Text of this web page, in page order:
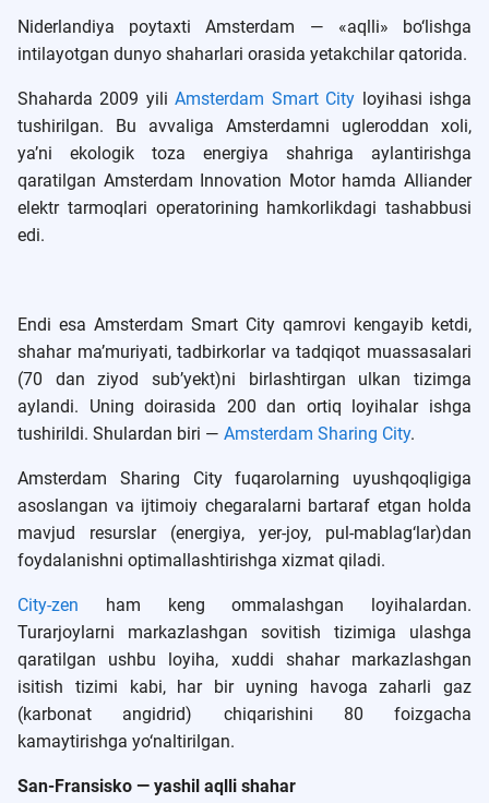
Niderlandiya poytaxti Amsterdam — «aqlli» bo‘lishga
intilayotgan dunyo shaharlari orasida yetakchilar qatorida.
Shaharda 2009 yiliAmsterdam Smart City loyihasi ishga
tushirilgan. Bu avvaliga Amsterdamni ugleroddan xoli,
ya’ni ekologik toza energiya shahriga aylantirishga
qaratilgan Amsterdam Innovation Motor hamda Alliander
elektr tarmoqlari operatorining hamkorlikdagi tashabbusi
edi.
Endi esa Amsterdam Smart City qamrovi kengayib ketdi,
shahar ma’muriyati, tadbirkorlar va tadqiqot muassasalari
(70 dan ziyod sub’yekt)ni birlashtirgan ulkan tizimga
aylandi. Uning doirasida 200 dan ortiq loyihalar ishga
tushirildi. Shulardan biri — Amsterdam Sharing City.
Amsterdam Sharing City fuqarolarning uyushqoqligiga
asoslangan va ijtimoiy chegaralarni bartaraf etgan holda
mavjud resurslar (energiya, yer-joy, pul-mablag‘lar)dan
foydalanishni optimallashtirishga xizmat qiladi.
City-zen ham keng ommalashgan loyihalardan.
Turarjoylarni markazlashgan sovitish tizimiga ulashga
qaratilgan ushbu loyiha, xuddi shahar markazlashgan
isitish tizimi kabi, har bir uyning havoga zaharli gaz
(karbonat angidrid) chiqarishini 80 foizgacha
kamaytirishga yo‘naltirilgan.
San-Fransisko — yashil aqlli shahar